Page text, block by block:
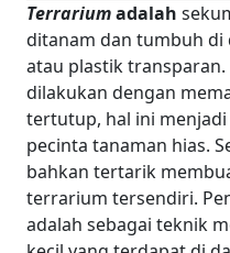
Terrariumadalah
ditanam dan tumbuh di
atau plastik
dilakukan dengan
tertutup, hal ini
pecinta tanaman hias.
bahkan tertarik
terrarium tersendiri.
adalah sebagai teknik